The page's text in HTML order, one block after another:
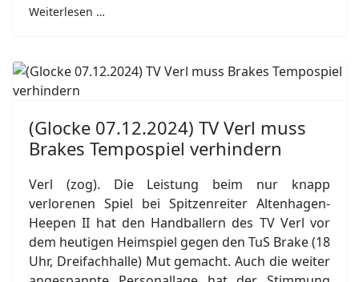
Weiterlesen …
(Glocke 07.12.2024) TV Verl muss
Brakes Tempospiel verhindern
Verl (zog). Die Leistung beim nur knapp
verlorenen Spiel bei Spitzenreiter Altenhagen-
Heepen II hat den Handballern des TV Verl vor
dem heutigen Heimspiel gegen den TuS Brake (18
Uhr, Dreifachhalle) Mut gemacht. Auch die weiter